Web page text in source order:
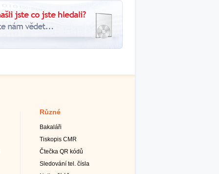
Různé
Bakaláři
Tiskopis CMR
Čtečka QR kódů
Sledování tel. čísla